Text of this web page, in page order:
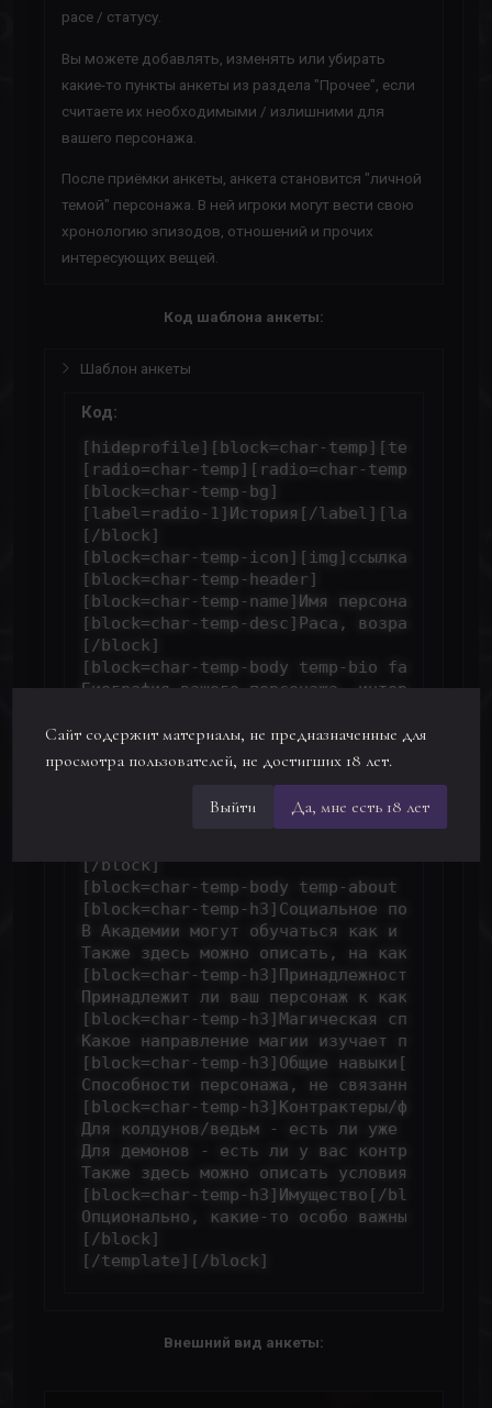
расе / статусу.
Вы можете добавлять, изменять или убирать
какие-то пункты анкеты из раздела "Прочее", если
считаете их необходимыми / излишними для
вашего персонажа.
После приёмки анкеты, анкета становится "личной
темой" персонажа. В ней игроки могут вести свою
хронологию эпизодов, отношений и прочих
интересующих вещей.
Код шаблона анкеты:
Шаблон анкеты
Код:
[hideprofile][block=char-temp][template]
[radio=char-temp][radio=char-
[block=char-temp-bg]
[label=radio-1]История[/
[/block]
[block=char-temp-
[block=char-temp-header]
[block=char-temp-name]Имя персонажа[/
[block=char-temp-desc]Раса, возраст |
[/block]
[block=char-temp-body temp-bio fade]
Биография вашего персонажа, интересные
[block=char-temp-body temp-appearance
То, как ваш персонаж выглядит, его
Учитывайте также то, что основной
[block=char-temp-body temp-character
[/block]
[block=char-temp-body temp-about fade]
[block=char-temp-h3]Социальное
В Академии могут обучаться как и
Также здесь можно описать, на каком
[block=char-temp-h3]Принадлежность к
Принадлежит ли ваш персонаж к какому-
[block=char-temp-h3]Магическая
Какое направление магии изучает
[block=char-temp-h3]Общие навыки[/block]
Способности персонажа, не связанные с
[block=char-temp-h3]Контрактеры/
Для колдунов/ведьм - есть ли уже у вас
Для демонов - есть ли у вас контрактеры,
Также здесь можно описать условия вашей
[block=char-temp-h3]Имущество[/block]
Опционально, какие-то особо важные
[/block]
[/template][/block]
Внешний вид анкеты:
Сайт содержит материалы, не предназначенные для
просмотра пользователей, не достигших 18 лет.
Выйти Да, мне есть 18 лет